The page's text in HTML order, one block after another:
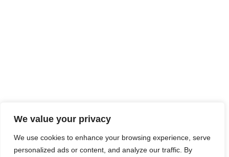
We value your privacy
We use cookies to enhance your browsing experience, serve
personalized ads or content, and analyze our traffic. By